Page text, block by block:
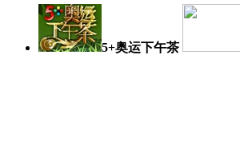
5+奥运下午茶